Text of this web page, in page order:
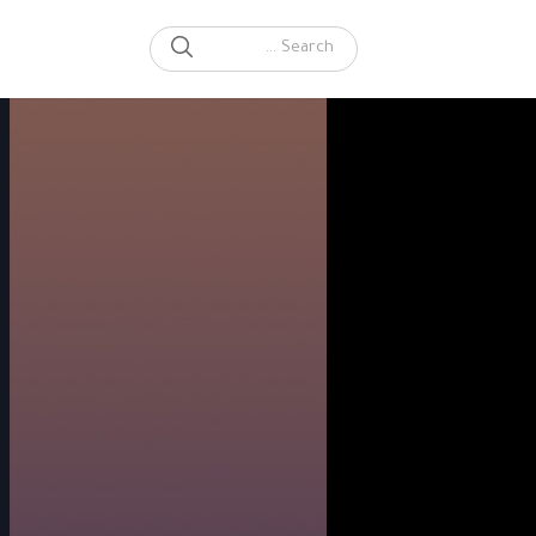
Search for:
SEARCH